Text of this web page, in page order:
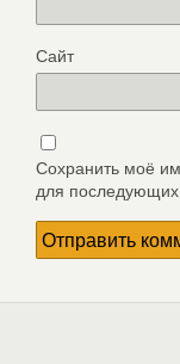
Сайт
Сохранить моё
для